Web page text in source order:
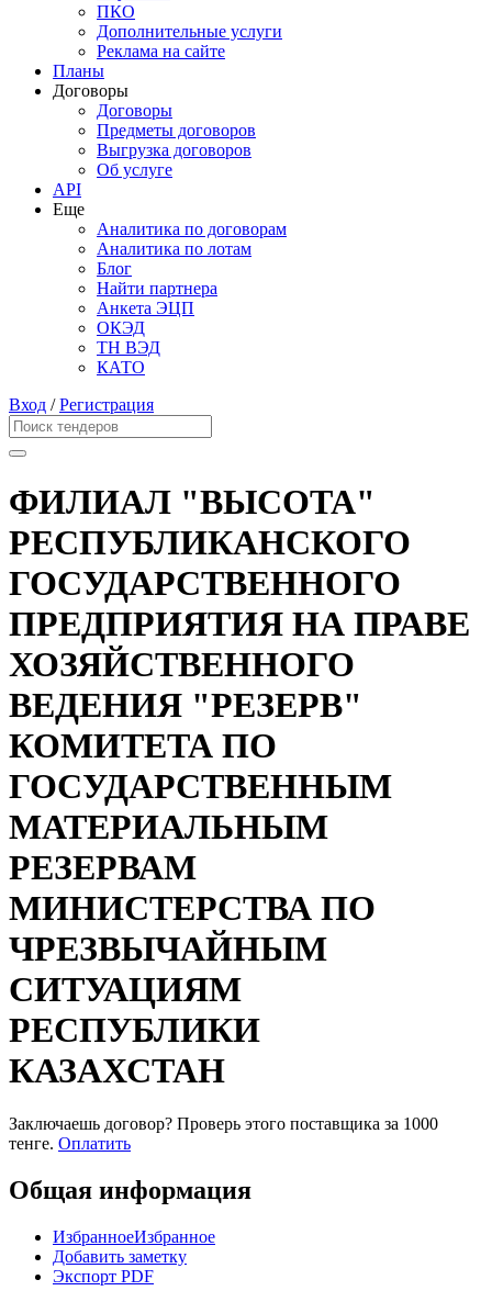
ПКО
Дополнительные услуги
Реклама на сайте
Планы
Договоры
Договоры
Предметы договоров
Выгрузка договоров
Об услуге
API
Еще
Аналитика по договорам
Аналитика по лотам
Блог
Найти партнера
Анкета ЭЦП
ОКЭД
ТН ВЭД
КАТО
Вход /Регистрация
ФИЛИАЛ "ВЫСОТА"
РЕСПУБЛИКАНСКОГО
ГОСУДАРСТВЕННОГО
ПРЕДПРИЯТИЯ НА ПРАВЕ
ХОЗЯЙСТВЕННОГО
ВЕДЕНИЯ "РЕЗЕРВ"
КОМИТЕТА ПО
ГОСУДАРСТВЕННЫМ
МАТЕРИАЛЬНЫМ
РЕЗЕРВАМ
МИНИСТЕРСТВА ПО
ЧРЕЗВЫЧАЙНЫМ
СИТУАЦИЯМ
РЕСПУБЛИКИ
КАЗАХСТАН
Заключаешь договор? Проверь этого поставщика за 1000
тенге. Оплатить
Общая информация
ИзбранноеИзбранное
Добавить заметку
Экспорт PDF